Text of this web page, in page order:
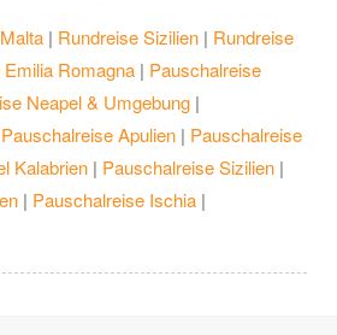
| Rundreise Sizilien | Rundreise
Romagna | Pauschalreise
Neapel & Umgebung |
Pauschalreise Apulien | Pauschalreise
Kalabrien | Pauschalreise Sizilien |
| Pauschalreise Ischia |